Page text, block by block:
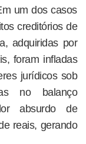
um dos casos
creditórios de
adquiridas por
foram infladas
jurídicos sob
no balanço
absurdo de
reais, gerando